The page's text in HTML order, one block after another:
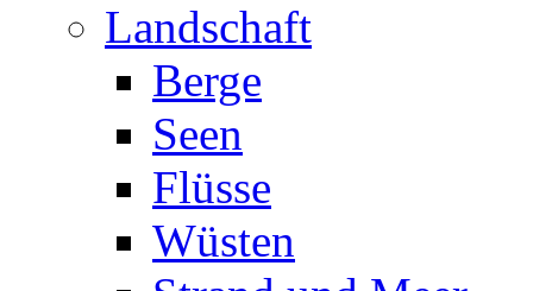
Landschaft
Berge
Seen
Flüsse
Wüsten